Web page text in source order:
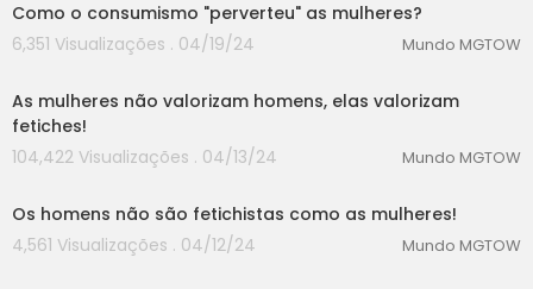
Como o consumismo "perverteu" as mulheres?
6,351 Visualizações . 04/19/24
Mundo MGTOW
As mulheres não valorizam homens, elas valorizam
fetiches!
104,422 Visualizações . 04/13/24
Mundo MGTOW
Os homens não são fetichistas como as mulheres!
4,561 Visualizações . 04/12/24
Mundo MGTOW